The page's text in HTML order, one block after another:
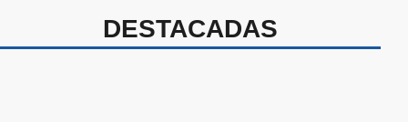
DESTACADAS